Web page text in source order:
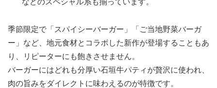
季節限定で「スパイシーバーガー」「ご当地野菜バーガ
ー」など、地元食材とコラボした新作が登場することもあ
り、リピーターにも飽きさせません。
バーガーにはどれも分厚い石垣牛パティが贅沢に使われ、
肉の旨みをダイレクトに味わえるのが特徴です。